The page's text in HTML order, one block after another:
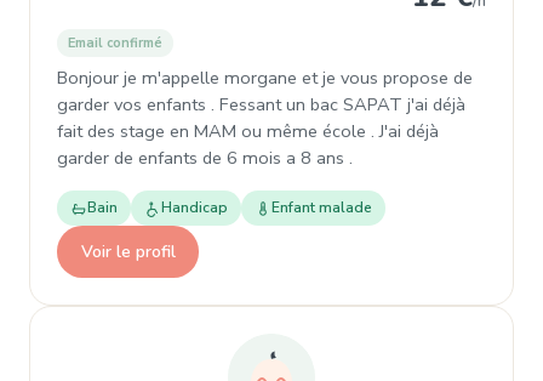
Email confirmé
Bonjour je m'appelle morgane et je vous propose de
garder vos enfants . Fessant un bac SAPAT j'ai déjà
fait des stage en MAM ou même école . J'ai déjà
garder de enfants de 6 mois a 8 ans .
Bain Handicap Enfant malade
Voir le profil